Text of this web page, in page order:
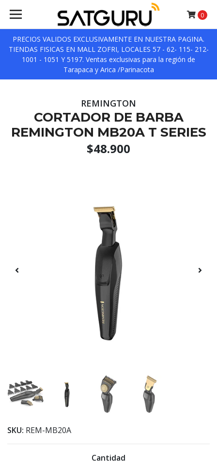
PRECIOS VALIDOS EXCLUSIVAMENTE EN NUESTRA PAGINA.
TIENDAS FISICAS EN MALL ZOFRI, LOCALES 57 - 62- 115- 212-
1001 - 1051 Y 5197. Ventas exclusivas para la región de
Tarapaca y Arica /Parinacota
0
REMINGTON
CORTADOR DE BARBA
REMINGTON MB20A T SERIES
$48.900
SKU: REM-MB20A
Cantidad